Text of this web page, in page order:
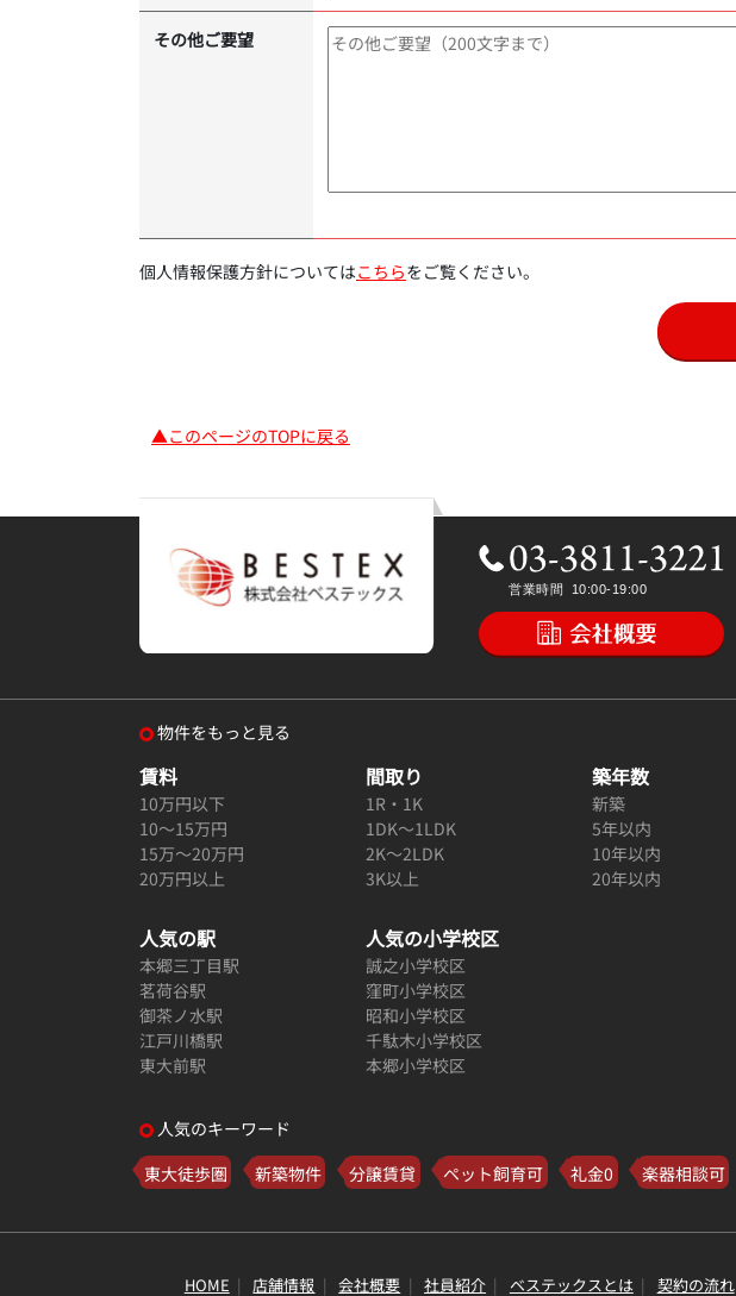
その他ご要望
個人情報保護方針についてはこちらをご覧ください。
▲このページのTOPに戻る
物件をもっと見る
賃料
10万円以下
10～15万円
15万～20万円
20万円以上
間取り
1R・1K
1DK～1LDK
2K～2LDK
3K以上
築年数
新築
5年以内
10年以内
20年以内
人気の駅
本郷三丁目駅
茗荷谷駅
御茶ノ水駅
江戸川橋駅
東大前駅
人気の小学校区
誠之小学校区
窪町小学校区
昭和小学校区
千駄木小学校区
本郷小学校区
人気のキーワード
東大徒歩圏
新築物件 分譲賃貸 ペット飼育可 礼金0 楽器相談可
HOME 店舗情報 会社概要 社員紹介 ベステックスとは 契約の流れ